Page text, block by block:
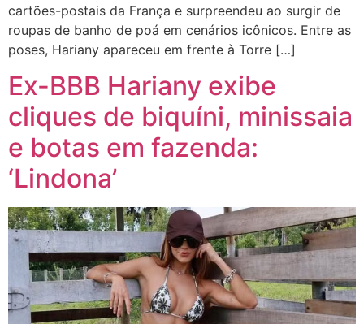
cartões-postais da França e surpreendeu ao surgir de
roupas de banho de poá em cenários icônicos. Entre as
poses, Hariany apareceu em frente à Torre […]
Ex-BBB Hariany exibe
cliques de biquíni, minissaia
e botas em fazenda:
‘Lindona’